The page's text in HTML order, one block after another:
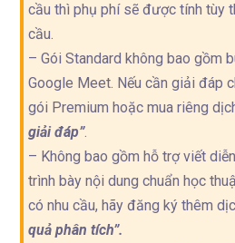
cầu thì phụ phí sẽ được tính tùy
cầu.
– Gói Standard không bao gồm
Google Meet. Nếu cần giải đáp
gói Premium hoặc mua riêng
giải đáp”.
– Không bao gồm hỗ trợ viết
trình bày nội dung chuẩn học
có nhu cầu, hãy đăng ký thêm
quả phân tích”.